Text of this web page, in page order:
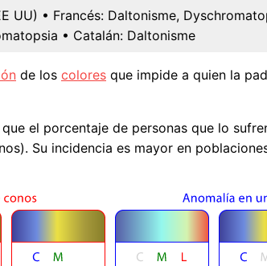
UU) • Francés: Daltonisme,
• Catalán: Daltonisme
de los colores que impide a quien la
el porcentaje de personas que lo
Su incidencia es mayor en